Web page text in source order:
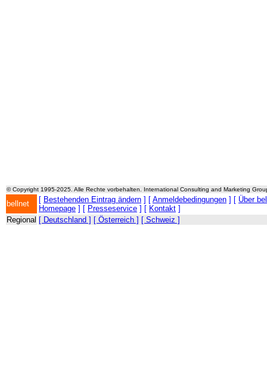
© Copyright 1995-2025. Alle Rechte vorbehalten. International Consulting and Marketing
bellnet [ Bestehenden Eintrag ändern ] [ Anmeldebedingungen ] [ Über
Homepage ] [ Presseservice ] [ Kontakt ]
Regional [ Deutschland ] [ Österreich ] [ Schweiz ]